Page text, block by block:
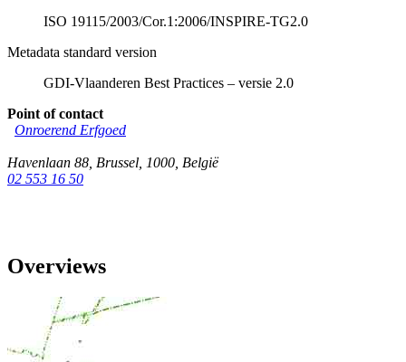
ISO 19115/2003/Cor.1:2006/INSPIRE-TG2.0
Metadata standard version
GDI-Vlaanderen Best Practices – versie 2.0
Point of contact
Onroerend Erfgoed
Havenlaan 88 Brussel 1000 België
02 553 16 50
Overviews